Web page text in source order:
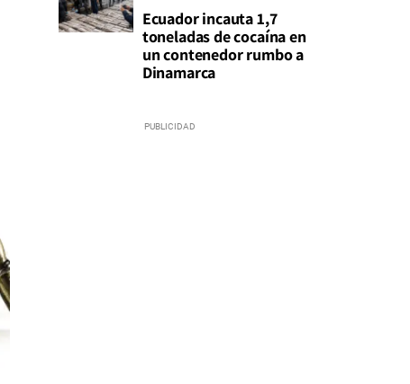
Ecuador incauta 1,7
toneladas de cocaína en
un contenedor rumbo a
Dinamarca